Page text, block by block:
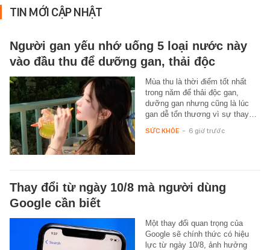
TIN MỚI CẬP NHẬT
Người gan yếu nhớ uống 5 loại nước này
vào đầu thu để dưỡng gan, thải độc
Mùa thu là thời điểm tốt nhất
trong năm để thải độc gan,
dưỡng gan nhưng cũng là lúc
gan dễ tổn thương vì sự thay…
SỨC KHỎE - 6 giờ trước
Thay đổi từ ngày 10/8 mà người dùng
Google cần biết
Một thay đổi quan trọng của
Google sẽ chính thức có hiệu
lực từ ngày 10/8, ảnh hưởng